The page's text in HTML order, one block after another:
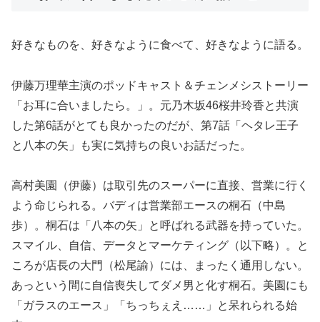
好きなものを、好きなように食べて、好きなように語る。
伊藤万理華主演のポッドキャスト＆チェンメシストーリー
「お耳に合いましたら。」。元乃木坂46桜井玲香と共演
した第6話がとても良かったのだが、第7話「ヘタレ王子
と八本の矢」も実に気持ちの良いお話だった。
高村美園（伊藤）は取引先のスーパーに直接、営業に行く
よう命じられる。バディは営業部エースの桐石（中島
歩）。桐石は「八本の矢」と呼ばれる武器を持っていた。
スマイル、自信、データとマーケティング（以下略）。と
ころが店長の大門（松尾諭）には、まったく通用しない。
あっという間に自信喪失してダメ男と化す桐石。美園にも
「ガラスのエース」「ちっちぇえ……」と呆れられる始